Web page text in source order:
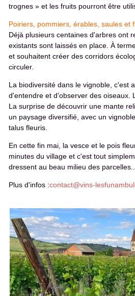
trognes » et les fruits pourront être
Poiriers, pommiers, érables, saules et
Déjà plusieurs centaines d'arbres ont
existants sont laissés en place. À
et souhaitent créer des corridors
circuler.
La biodiversité dans le vignoble, c'est
d'entendre et d'observer des oiseaux.
La surprise de découvrir une mante
un paysage diversifié, avec un
talus fleuris.
En cette fin mai, la vesce et le pois
minutes du village et c'est tout
dressent au beau milieu des parcelles...
Plus d'infos :contact@vins-